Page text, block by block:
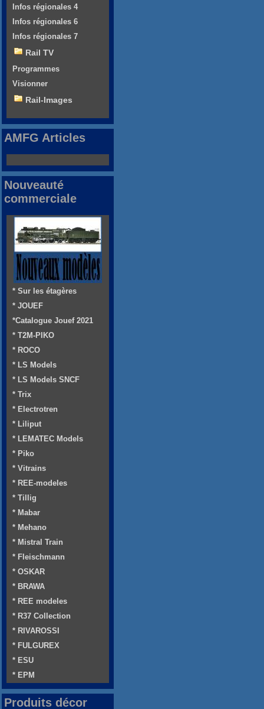
Infos régionales 4
Infos régionales 6
Infos régionales 7
Rail TV
Programmes
Visionner
Rail-Images
AMFG Articles
Nouveauté
commerciale
* Sur les étagères
* JOUEF
*Catalogue Jouef 2021
* T2M-PIKO
* ROCO
* LS Models
* LS Models SNCF
* Trix
* Electrotren
* Liliput
* LEMATEC Models
* Piko
* Vitrains
* REE-modeles
* Tillig
* Mabar
* Mehano
* Mistral Train
* Fleischmann
* OSKAR
* BRAWA
* REE modeles
* R37 Collection
* RIVAROSSI
* FULGUREX
* ESU
* EPM
Produits décor